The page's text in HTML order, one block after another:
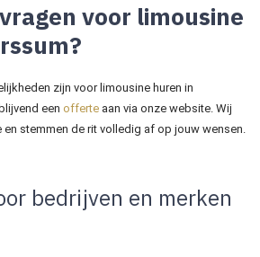
voor limousine
zijn voor limousine huren in
een offerte aan via onze website. Wij
en stemmen de rit volledig af op jouw wensen.
bedrijven en merken